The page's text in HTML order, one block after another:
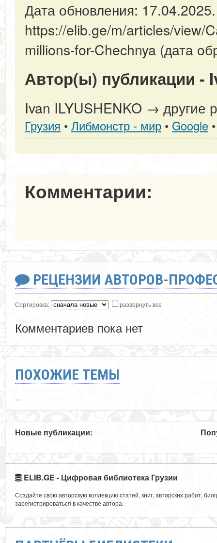
Дата обновления:
https://elib.ge/m/articles/view/
millions-for-Chechnya (дата
Автор(ы) публикации -
Ivan ILYUSHENKO → другие
Грузия • Либмонстр - мир • Google
Комментарии:
РЕЦЕНЗИИ АВТОРОВ-
Сортировка: развернуть все
Комментариев пока нет
ПОХОЖИЕ ТЕМЫ
Новые публикации:
ELIB.GE - Цифровая библиотека Грузии
Создайте свою авторскую коллекцию статей, книг, авторских работ,
зарегистрироваться в качестве автора.